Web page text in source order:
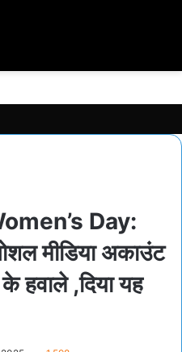
Day:
मीडिया अकाउंट
के हवाले ,दिया यह